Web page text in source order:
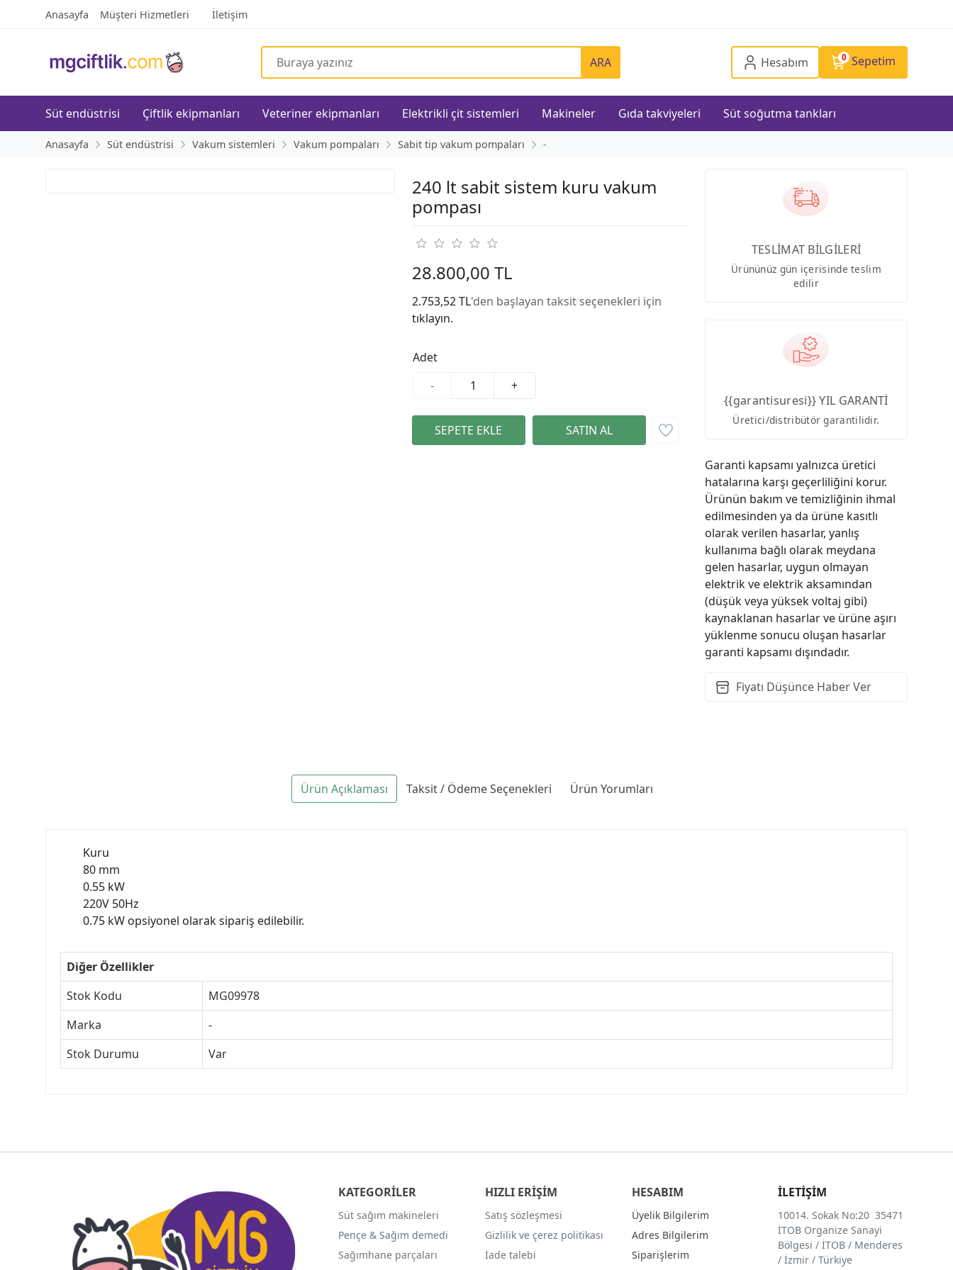
Anasayfa Müşteri Hizmetleri İletişim
ARA Hesabım 0 Sepetim
Süt endüstrisi Çiftlik ekipmanları Veteriner ekipmanları Elektrikli çit sistemleri Makineler Gıda takviyeleri Süt soğutma tankları
Anasayfa Süt endüstrisi Vakum sistemleri Vakum pompaları Sabit tip vakum pompaları -
240 lt sabit sistem kuru vakum
pompası
28.800,00 TL
2.753,52 TL'den başlayan taksit seçenekleri için
tıklayın.
Adet
-
+
TESLİMAT BİLGİLERİ
Ürününüz gün içerisinde teslim
edilir
{{garantisuresi}} YIL GARANTİ
Üretici/distribütör garantilidir.
Garanti kapsamı yalnızca üretici
hatalarına karşı geçerliliğini korur.
Ürünün bakım ve temizliğinin ihmal
edilmesinden ya da ürüne kasıtlı
olarak verilen hasarlar, yanlış
kullanıma bağlı olarak meydana
gelen hasarlar, uygun olmayan
elektrik ve elektrik aksamından
(düşük veya yüksek voltaj gibi)
kaynaklanan hasarlar ve ürüne aşırı
yüklenme sonucu oluşan hasarlar
garanti kapsamı dışındadır.
Fiyatı Düşünce Haber Ver
Ürün Açıklaması Taksit / Ödeme Seçenekleri Ürün Yorumları
Kuru
80 mm
0.55 kW
220V 50Hz
0.75 kW opsiyonel olarak sipariş edilebilir.
Diğer Özellikler
Stok Kodu
MG09978
Marka
-
Stok Durumu
Var
KATEGORİLER
Süt sağım makineleri
Pençe & Sağım demedi
Sağımhane parçaları
HIZLI ERİŞİM
Satış sözleşmesi
Gizlilik ve çerez politikası
İade talebi
HESABIM
Üyelik Bilgilerim
Adres Bilgilerim
Siparişlerim
İLETİŞİM
10014. Sokak No:20 35471
İTOB Organize Sanayi
Bölgesi / İTOB / Menderes
/ İzmir / Türkiye